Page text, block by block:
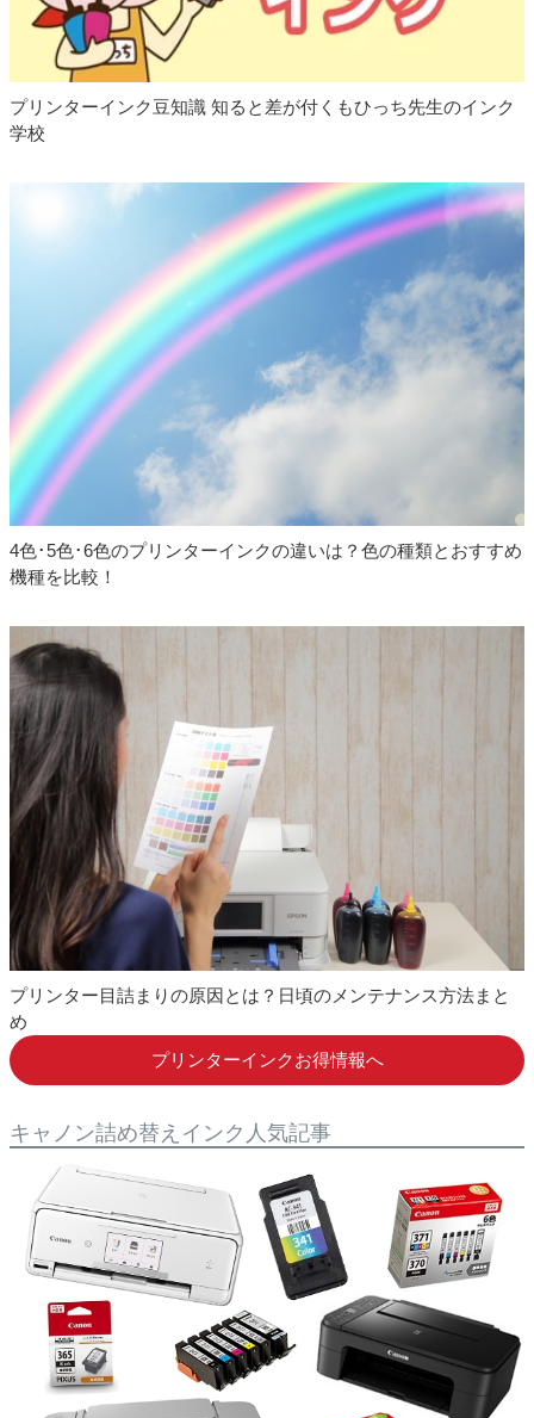
2025.03.10 キャノン GI-36 対応プリンター 追加しました
2025.02.04 キャノン GI-35 互換インクボトル 発売開始しま
した
2024.12.20
エプソン KEN＋TAK（ケンダマ・タケトンボ）
互換インクボトル 対応機種追加しました
2024.09.05 キャノン BCI-330 BCI-331 対応プリンター 追加
しました
2024.09.05 キャノン XKI-N20 XKI-N21 対応プリンター 追加
しました
2024.09.05 キャノン GI-31 対応プリンター 追加しました
2024.09.05
キャノン BC-365 BC-366 対応プリンター 追加
しました
開始しました
2024.08.28 エプソン MED（メダマヤキ）詰め替えインク
発売開始しました
2024.08.08
ブラザー LC417XL-4PK 互換インク 発売開始し
ました
2024.04.26 エプソン MED（メダマヤキ） 互換インク 発売
開始しました
2024.03.14 キャノン 残量表示対応・大容量リサイクルイン
ク 発売開始しました
2024.02.07 キャノン GI-30 GI-31 メール便対応互換インク
ボトル 発売開始しました
エプソン OHA（オハジキ） 互換インクボトル
開始しました
2023.11.21 キャノン GI-36 対応プリンター 追加しました
2023.11.21 エプソン YAD+HAR（ヤドカリ・ハリネズミ）
対応プリンター 追加しました
2023.10.31
ブラザー LC411-4PK 対応プリンター 追加しま
した
プリンターインク豆知識 知ると差が付くもひっち先生のインク
学校
4色･5色･6色のプリンターインクの違いは？色の種類とおすすめ
機種を比較！
プリンター目詰まりの原因とは？日頃のメンテナンス方法まと
め
プリンターインクお得情報へ
キャノン詰め替えインク人気記事